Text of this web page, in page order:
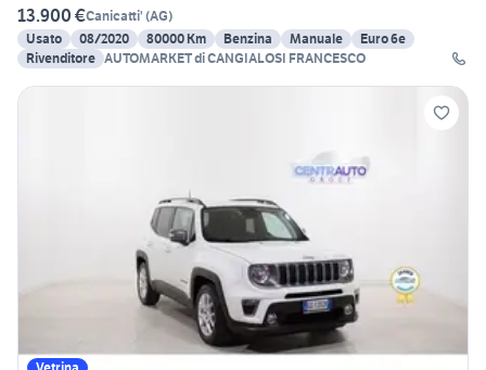
13.900 €Canicatti' (AG)
Usato
08/2020 80000 Km Benzina Manuale
Euro 6e
Rivenditore AUTOMARKET di CANGIALOSI FRANCESCO